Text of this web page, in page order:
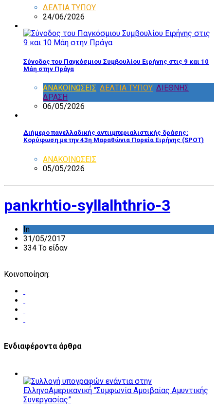
ΔΕΛΤΙΑ ΤΥΠΟΥ
24/06/2026
Σύνοδος του Παγκόσμιου Συμβουλίου Ειρήνης στις 9 και 10
Μάη στην Πράγα
ΑΝΑΚΟΙΝΩΣΕΙΣ ΔΕΛΤΙΑ ΤΥΠΟΥ ΔΙΕΘΝΗΣ
ΔΡΑΣΗ
06/05/2026
Διήμερο πανελλαδικής αντιιμπεριαλιστικής δράσης:
Κορύφωση με την 43η Μαραθώνια Πορεία Ειρήνης (SPOT)
ΑΝΑΚΟΙΝΩΣΕΙΣ
05/05/2026
pankrhtio-syllalhthrio-3
In
31/05/2017
334 Το είδαν
Κοινοποίηση:
Ενδιαφέροντα άρθρα